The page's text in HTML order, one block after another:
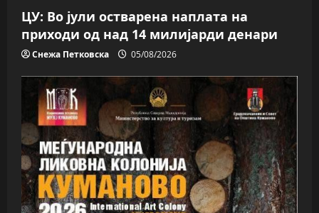
ЦУ: Во јули остварена наплата на
приходи од над 14 милијарди денари
Снежа Петковска 05/08/2026